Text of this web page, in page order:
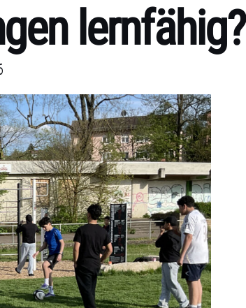
lernfähig?